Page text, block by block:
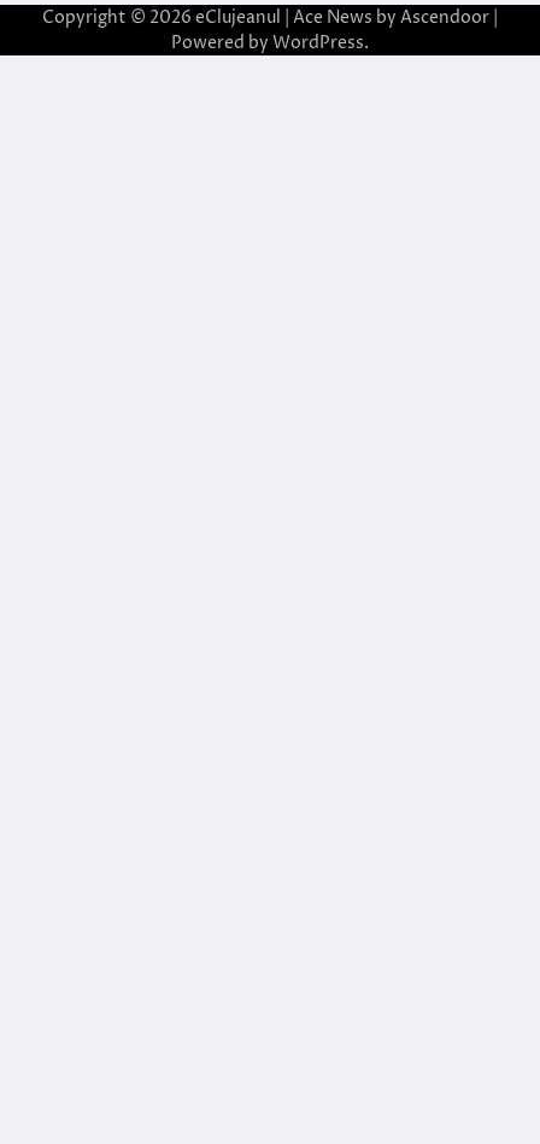
Copyright © 2026 eClujeanul | Ace News by Ascendoor
Powered by WordPress.